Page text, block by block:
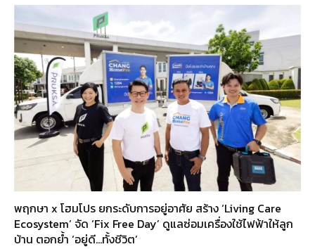
พฤกษา x โฮมโปร ยกระดับการอยู่อาศัย สร้าง ‘Living Care
Ecosystem’ จัด ‘Fix Free Day’ ดูแลซ่อมเครื่องใช้ไฟฟ้าให้ลูก
บ้าน ตอกย้ำ ‘อยู่ดี…ทั้งชีวิต’